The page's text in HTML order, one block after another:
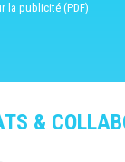
la publicité (PDF)
&